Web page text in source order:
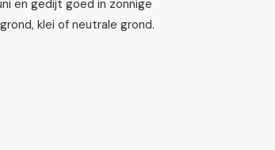
en gedijt goed in zonnige
klei of neutrale grond.